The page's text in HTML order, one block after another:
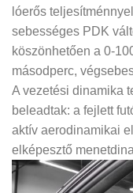
lóerős
sebességes PDK
köszönhetően a 0-
másodperc,
A vezetési dinamika
beleadtak: a fejlett
aktív aerodinamikai
elképesztő